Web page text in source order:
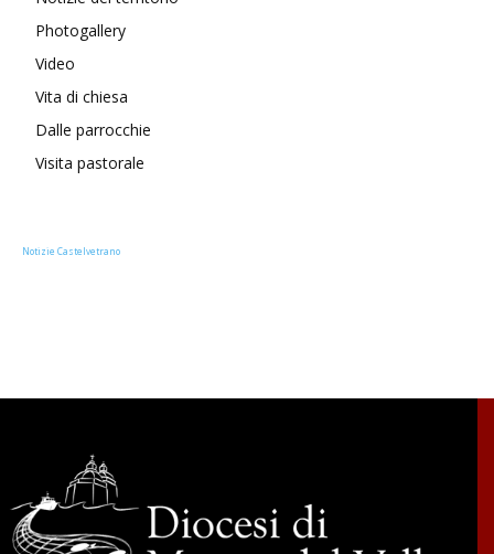
Photogallery
Video
Vita di chiesa
Dalle parrocchie
Visita pastorale
Notizie Castelvetrano